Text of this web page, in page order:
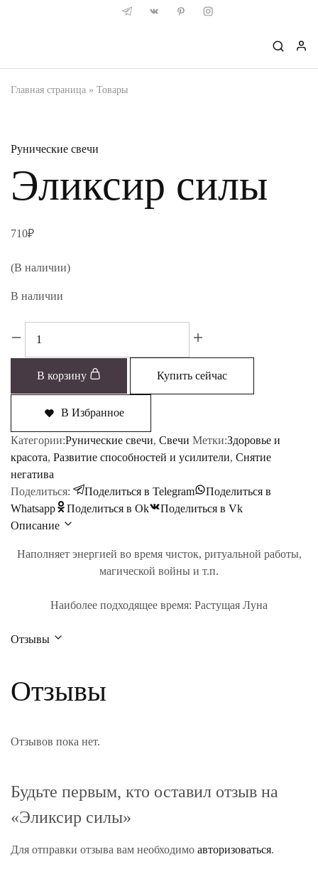
Главная страница » Товары
Рунические свечи
Эликсир силы
710₽
(В наличии)
В наличии
товара
силы
В корзину Купить сейчас
В Избранное
Категории:Рунические свечи, Свечи Метки:Здоровье и
красота, Развитие способностей и усилители, Снятие
негатива
Поделиться:
Поделиться в Telegram
Поделиться в
Whatsapp
Поделиться в Ok
Поделиться в Vk
Описание
Наполняет энергией во время чисток, ритуальной работы,
магической войны и т.п.
Наиболее подходящее время: Растущая Луна
Отзывы
Отзывы
Отзывов пока нет.
Будьте первым, кто оставил отзыв на
«Эликсир силы»
Для отправки отзыва вам необходимо авторизоваться.